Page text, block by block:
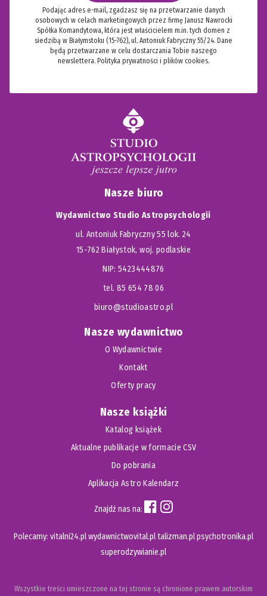
Podając adres e-mail, zgadzasz się na przetwarzanie danych
osobowych w celach marketingowych przez firmę Janusz Nawrocki
Spółka Komandytowa, która jest właścicielem m.in. tych domen z
siedzibą w Białymstoku (15-762), ul. Antoniuk Fabryczny 55/24. Dane
będą przetwarzane w celu dostarczania Tobie naszego
newslettera. Polityka prywatności i plików cookies.
Nasze biuro
Wydawnictwo Studio Astropsychologii
ul. Antoniuk Fabryczny 55 lok. 24
15-762 Białystok, woj. podlaskie
NIP: 5423444876
tel. 85 654 78 06
biuro@studioastro.pl
Nasze wydawnictwo
O Wydawnictwie
Kontakt
Oferty pracy
Nasze książki
Katalog książek
Aktualne publikacje w formacie CSV
Do pobrania
Aplikacja Astro Kalendarz
Znajdź nas na:
Polecamy: vitalni24.plwydawnictwovital.pltalizman.plpsychotronika.pl
superodzywianie.pl
Wszystkie treści umieszczone na tej stronie są chronione prawem autorskim